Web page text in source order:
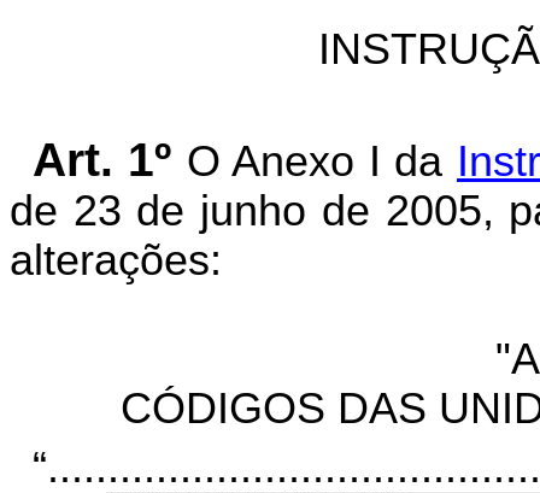
Art. 1º O Anexo I da
de 23 de junho de 2005,
alterações:
CÓDIGOS DAS
“